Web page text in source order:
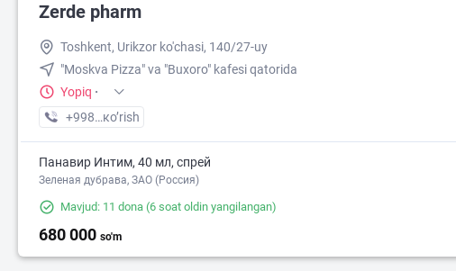
Zerde pharm
Toshkent, Urikzor ko'chasi, 140/27-uy
"Moskva Pizza" va "Buxoro" kafesi qatorida
Yopiq ·
+998 (71) XXX-XX-XX
кo’rish
Панавир Интим, 40 мл, спрей
Зеленая дубрава, ЗАО (Россия)
Mavjud: 11 dona (6 soat oldin yangilangan)
680 000 so'm